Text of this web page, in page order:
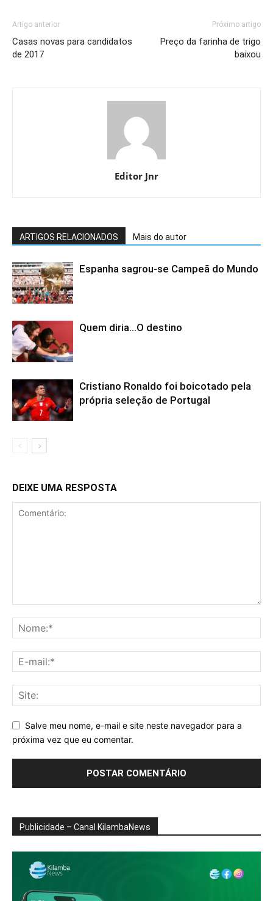
Artigo anterior
Casas novas para candidatos
de 2017
Próximo artigo
Preço da farinha de trigo
baixou
Editor Jnr
ARTIGOS RELACIONADOS Mais do autor
Espanha sagrou-se Campeã do Mundo
Quem diria…O destino
Cristiano Ronaldo foi boicotado pela
própria seleção de Portugal
DEIXE UMA RESPOSTA
Salve meu nome, e-mail e site neste navegador para a
próxima vez que eu comentar.
Publicidade – Canal KilambaNews